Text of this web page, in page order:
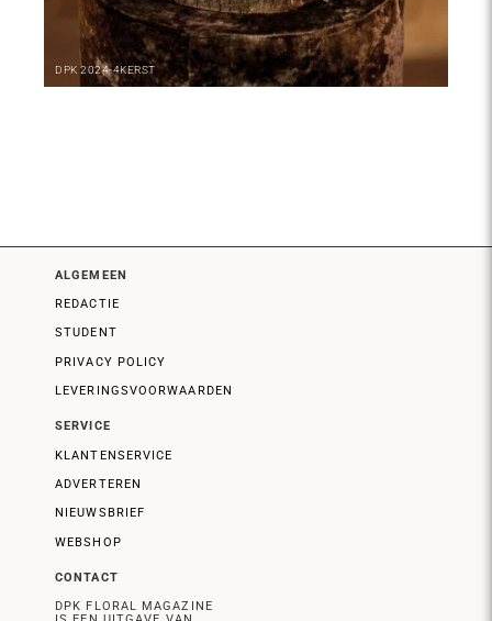
DPK 2024-4KERST
ALGEMEEN
REDACTIE
STUDENT
PRIVACY POLICY
LEVERINGSVOORWAARDEN
SERVICE
KLANTENSERVICE
ADVERTEREN
NIEUWSBRIEF
WEBSHOP
CONTACT
DPK FLORAL MAGAZINE